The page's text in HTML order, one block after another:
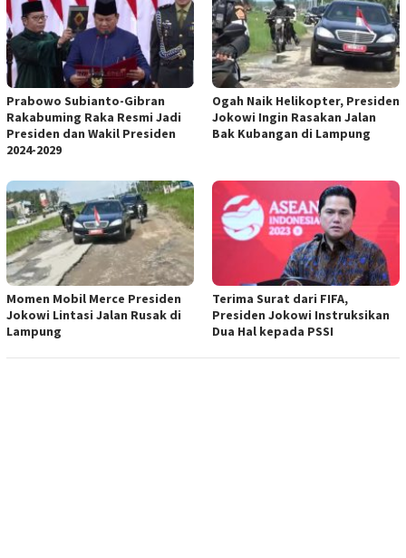
Prabowo Subianto-Gibran
Rakabuming Raka Resmi Jadi
Presiden dan Wakil Presiden
2024-2029
Ogah Naik Helikopter, Presiden
Jokowi Ingin Rasakan Jalan
Bak Kubangan di Lampung
Momen Mobil Merce Presiden
Jokowi Lintasi Jalan Rusak di
Lampung
Terima Surat dari FIFA,
Presiden Jokowi Instruksikan
Dua Hal kepada PSSI